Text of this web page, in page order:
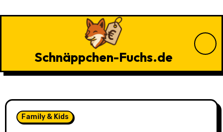
Schnäppchen-Fuchs.de
Family & Kids